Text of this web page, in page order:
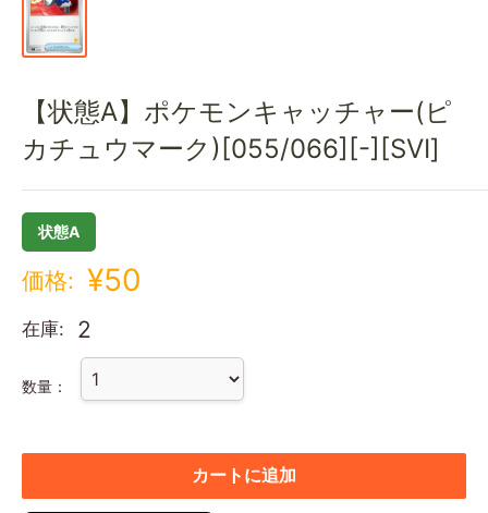
【状態A】ポケモンキャッチャー(ピ
カチュウマーク)[055/066][-][SVI]
状態A
価格: ¥50
在庫: 2
数量：
カートに追加